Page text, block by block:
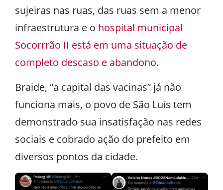
sujeiras nas ruas, das ruas sem a menor
infraestrutura e o hospital municipal
Socorrrão II está em uma situação de
completo descaso e abandono.
Braide, “a capital das vacinas” já não
funciona mais, o povo de São Luís tem
demonstrado sua insatisfação nas redes
sociais e cobrado ação do prefeito em
diversos pontos da cidade.